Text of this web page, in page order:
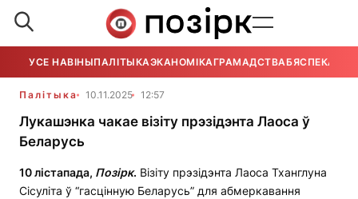
УСЕ НАВІНЫПАЛІТЫКАЭКАНОМІКАГРАМАДСТВАБЯСПЕКА
Палітыка 10.11.2025 12:57
Лукашэнка чакае візіту прэзідэнта Лаоса ў
Беларусь
10 лістапада, Позірк. Візіту прэзідэнта Лаоса Тханглуна
Сісуліта ў “гасцінную Беларусь” для абмеркавання